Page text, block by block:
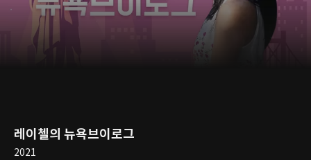
레이첼의 뉴욕브이로그
2021